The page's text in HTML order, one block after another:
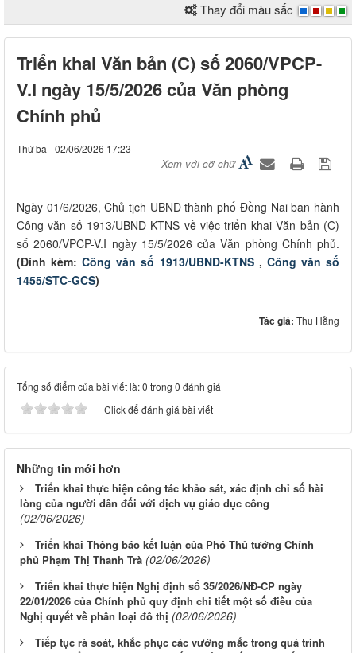
Thay đổi màu sắc
Triển khai Văn bản (C) số 2060/VPCP-
V.I ngày 15/5/2026 của Văn phòng
Chính phủ
Thứ ba - 02/06/2026 17:23
Xem với cỡ chữ
Ngày 01/6/2026, Chủ tịch UBND thành phố Đồng Nai ban hành
Công văn số 1913/UBND-KTNS về việc triển khai Văn bản (C)
số 2060/VPCP-V.I ngày 15/5/2026 của Văn phòng Chính phủ.
(Đính kèm:Công văn số 1913/UBND-KTNS , Công văn số
1455/STC-GCS)
Tác giả: Thu Hằng
Tổng số điểm của bài viết là: 0 trong 0 đánh giá
Click để đánh giá bài viết
Những tin mới hơn
Triển khai thực hiện công tác khảo sát, xác định chỉ số hài
lòng của người dân đối với dịch vụ giáo dục công
(02/06/2026)
Triển khai Thông báo kết luận của Phó Thủ tướng Chính
phủ Phạm Thị Thanh Trà (02/06/2026)
Triển khai thực hiện Nghị định số 35/2026/NĐ-CP ngày
22/01/2026 của Chính phủ quy định chi tiết một số điều của
Nghị quyết về phân loại đô thị (02/06/2026)
Tiếp tục rà soát, khắc phục các vướng mắc trong quá trình